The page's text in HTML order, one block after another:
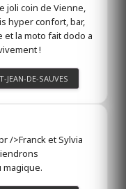
joli coin de Vienne,
hyper confort, bar,
la moto fait dodo a
!
JEAN-DE-SAUVES
/>Franck et Sylvia